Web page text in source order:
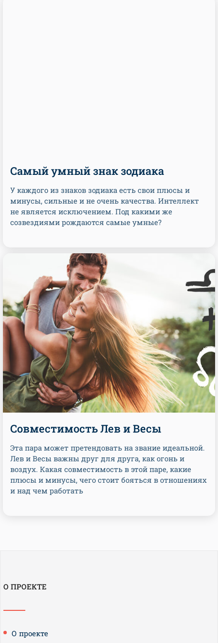
Самый умный знак зодиака
У каждого из знаков зодиака есть свои плюсы и
минусы, сильные и не очень качества. Интеллект
не является исключением. Под какими же
созвездиями рождаются самые умные?
Совместимость Лев и Весы
Эта пара может претендовать на звание идеальной.
Лев и Весы важны друг для друга, как огонь и
воздух. Какая совместимость в этой паре, какие
плюсы и минусы, чего стоит бояться в отношениях
и над чем работать
О ПРОЕКТЕ
О проекте